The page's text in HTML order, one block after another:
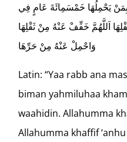
يَحْمِلُهَا خَمْسَمِائَةَ عَامٍ فِي
اَللَّهُمَّ خَفِّفْ عَنْهُ مِنْ ثَقْلِهَا
وَاحْمِلْ عَنْهُ مِنْ حَرِّهَا
Latin: “Yaa rabb ana
biman yahmiluhaa
waahidin. Allahumma
Allahumma khaffif